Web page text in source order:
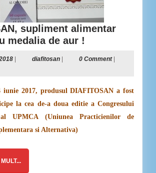
supliment alimentar
medalia de aur !
alimentar
cu
medalia
15
diafitosandiafitosan0 Comment
la cea de-a doua editie a Congresului
UPMCA (Uniunea Practicienilor de
si Alternativa)
CITESTE